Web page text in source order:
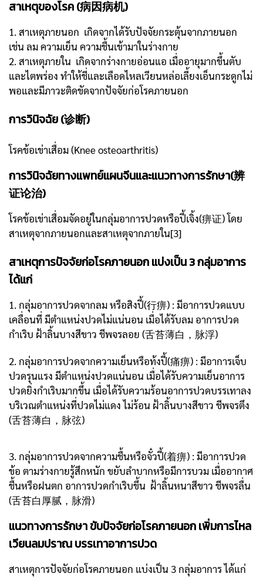
สาเหตุของโรค (病因病机)
1. สาเหตุภายนอก เกิดจากได้รับปัจจัยกระตุ้นจากภายนอก
เช่น ลม ความเย็น ความชื้นเข้ามาในร่างกาย
2. สาเหตุภายใน เกิดจากร่างกายอ่อนแอ เมื่ออายุมากขึ้นตับ
และไตพร่อง ทำให้ชี่และเลือดไหลเวียนหล่อเลี้ยงเอ็นกระดูกไม่
พอและมีภาวะติดขัดจากปัจจัยก่อโรคภายนอก
การวินิจฉัย (诊断)
โรคข้อเข่าเสื่อม (Knee osteoarthritis)
การวินิจฉัยทางแพทย์แผนจีนและแนวทางการรักษา(辨
证论治)
โรคข้อเข่าเสื่อมจัดอยู่ในกลุ่มอาการปวดหรือปี้เจิ้ง(痹证) โดย
สาเหตุจากภายนอกและสาเหตุจากภายใน[3]
สาเหตุการปัจจัยก่อโรคภายนอก แบ่งเป็น 3 กลุ่มอาการ
ได้แก่
1. กลุ่มอาการปวดจากลม หรือสิงปี้(行痹) : มีอาการปวดแบบ
เคลื่อนที่ มีตำแหน่งปวดไม่แน่นอน เมื่อได้รับลม อาการปวด
กำเริบ ฝ้าลิ้นบางสีขาว ชีพจรลอย (舌苔薄白，脉浮)
2. กลุ่มอาการปวดจากความเย็นหรือท้งปี้(痛痹) : มีอาการเจ็บ
ปวดรุนแรง มีตำแหน่งปวดแน่นอน เมื่อได้รับความเย็นอาการ
ปวดยิ่งกำเริบมากขึ้น เมื่อได้รับความร้อนอาการปวดบรรเทาลง
บริเวณตำแหน่งที่ปวดไม่แดง ไม่ร้อน ฝ้าลิ้นบางสีขาว ชีพจรตึง
(舌苔薄白，脉弦)
3. กลุ่มอาการปวดจากความชื้นหรือจั๋วปี้(着痹) : มีอาการปวด
ข้อ ตามร่างกายรู้สึกหนัก ขยับลำบากหรือมีการบวม เมื่ออากาศ
ชื้นหรือฝนตก อาการปวดกำเริบขึ้น ฝ้าลิ้นหนาสีขาว ชีพจรลื่น
(舌苔白厚腻，脉滑)
แนวทางการรักษา ขับปัจจัยก่อโรคภายนอก เพิ่มการไหล
เวียนลมปราณ บรรเทาอาการปวด
สาเหตุการปัจจัยก่อโรคภายนอก แบ่งเป็น 3 กลุ่มอาการ ได้แก่